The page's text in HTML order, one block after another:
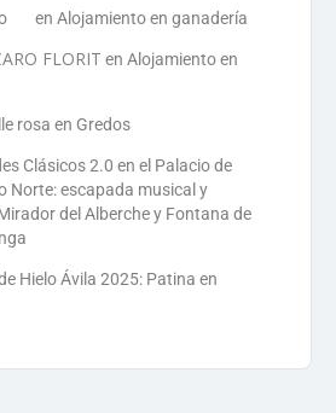
en Alojamiento en ganadería
FLORIT en Alojamiento en
rosa en Gredos
Clásicos 2.0 en el Palacio de
Norte: escapada musical y
del Alberche y Fontana de
Hielo Ávila 2025: Patina en